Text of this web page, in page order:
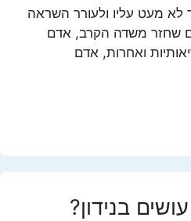
לא מעט עליו ולעורר השראה
שחזר משדה הקרב, אדם
ואחרות, אדם
בנידון?